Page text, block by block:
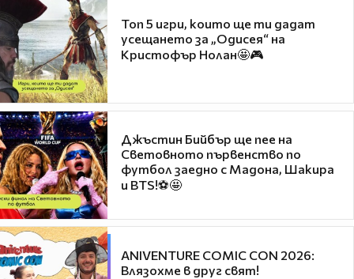
Топ 5 игри, които ще ти дадат
усещането за „Одисея“ на
Кристофър Нолан🤩🎮
Джъстин Бийбър ще пее на
Световното първенство по
футбол заедно с Мадона, Шакира
и BTS!⚽🤩
ANIVENTURE COMIC CON 2026:
Влязохме в друг свят!